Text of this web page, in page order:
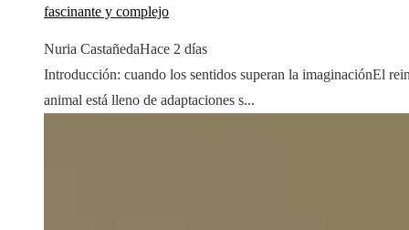
fascinante y complejo
Nuria CastañedaHace 2 días
Introducción: cuando los sentidos superan la imaginaciónEl
animal está lleno de adaptaciones s...